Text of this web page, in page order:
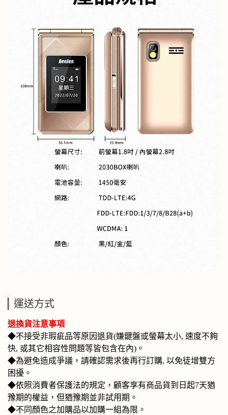
運送方式
退換貨注意事項
◆不接受非瑕疵品等原因退貨(嫌鍵盤或螢幕太小, 速度不夠
快, 或其它相容性問題等皆包含在內)。
◆為避免造成爭議，請確認需求後再行訂購, 以免徒增雙方
困擾。
◆依照消費者保護法的規定，顧客享有商品貨到日起7天猶
豫期的權益，但猶豫期並非試用期。
◆不同顏色之加購品以加購一組為限。